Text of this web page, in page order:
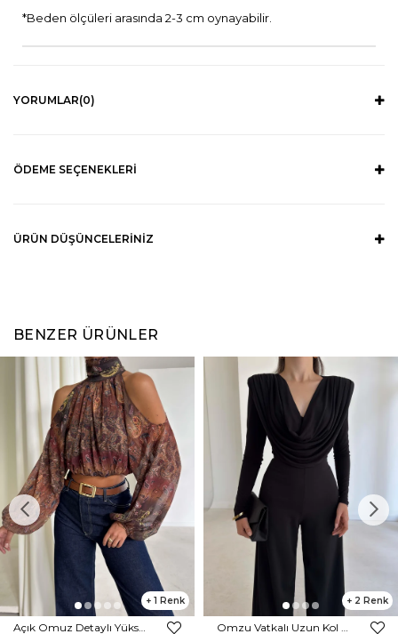
*Beden ölçüleri arasında 2-3 cm oynayabilir.
YORUMLAR(0)
ÖDEME SEÇENEKLERI
ÜRÜN DÜŞÜNCELERINIZ
BENZER ÜRÜNLER
1 2